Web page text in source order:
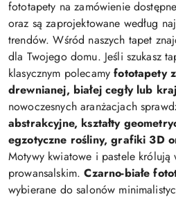
fototapety na zamówienie
oraz są zaprojektowane według
trendów. Wśród naszych tapet
dla Twojego domu. Jeśli szukasz
klasycznym polecamyfototapety
drewnianej, białej cegły lub
nowoczesnych aranżacjach
abstrakcyjne, kształty
egzotyczne rośliny, grafiki 3D
Motywy kwiatowe i pastele królują
prowansalskim.Czarno-białe
wybierane do salonów